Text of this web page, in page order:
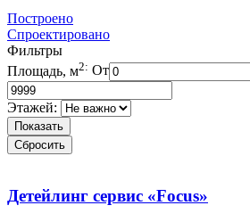
Построено
Спроектировано
Фильтры
Площадь, м2: От
Этажей:
Показать
Сбросить
Детейлинг сервис «Focus»